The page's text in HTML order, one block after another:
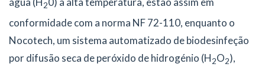
2
conformidade com a norma NF 72-110, enquanto o
Nocotech, um sistema automatizado de biodesinfeção
por difusão seca de peróxido de hidrogénio (H2O2),